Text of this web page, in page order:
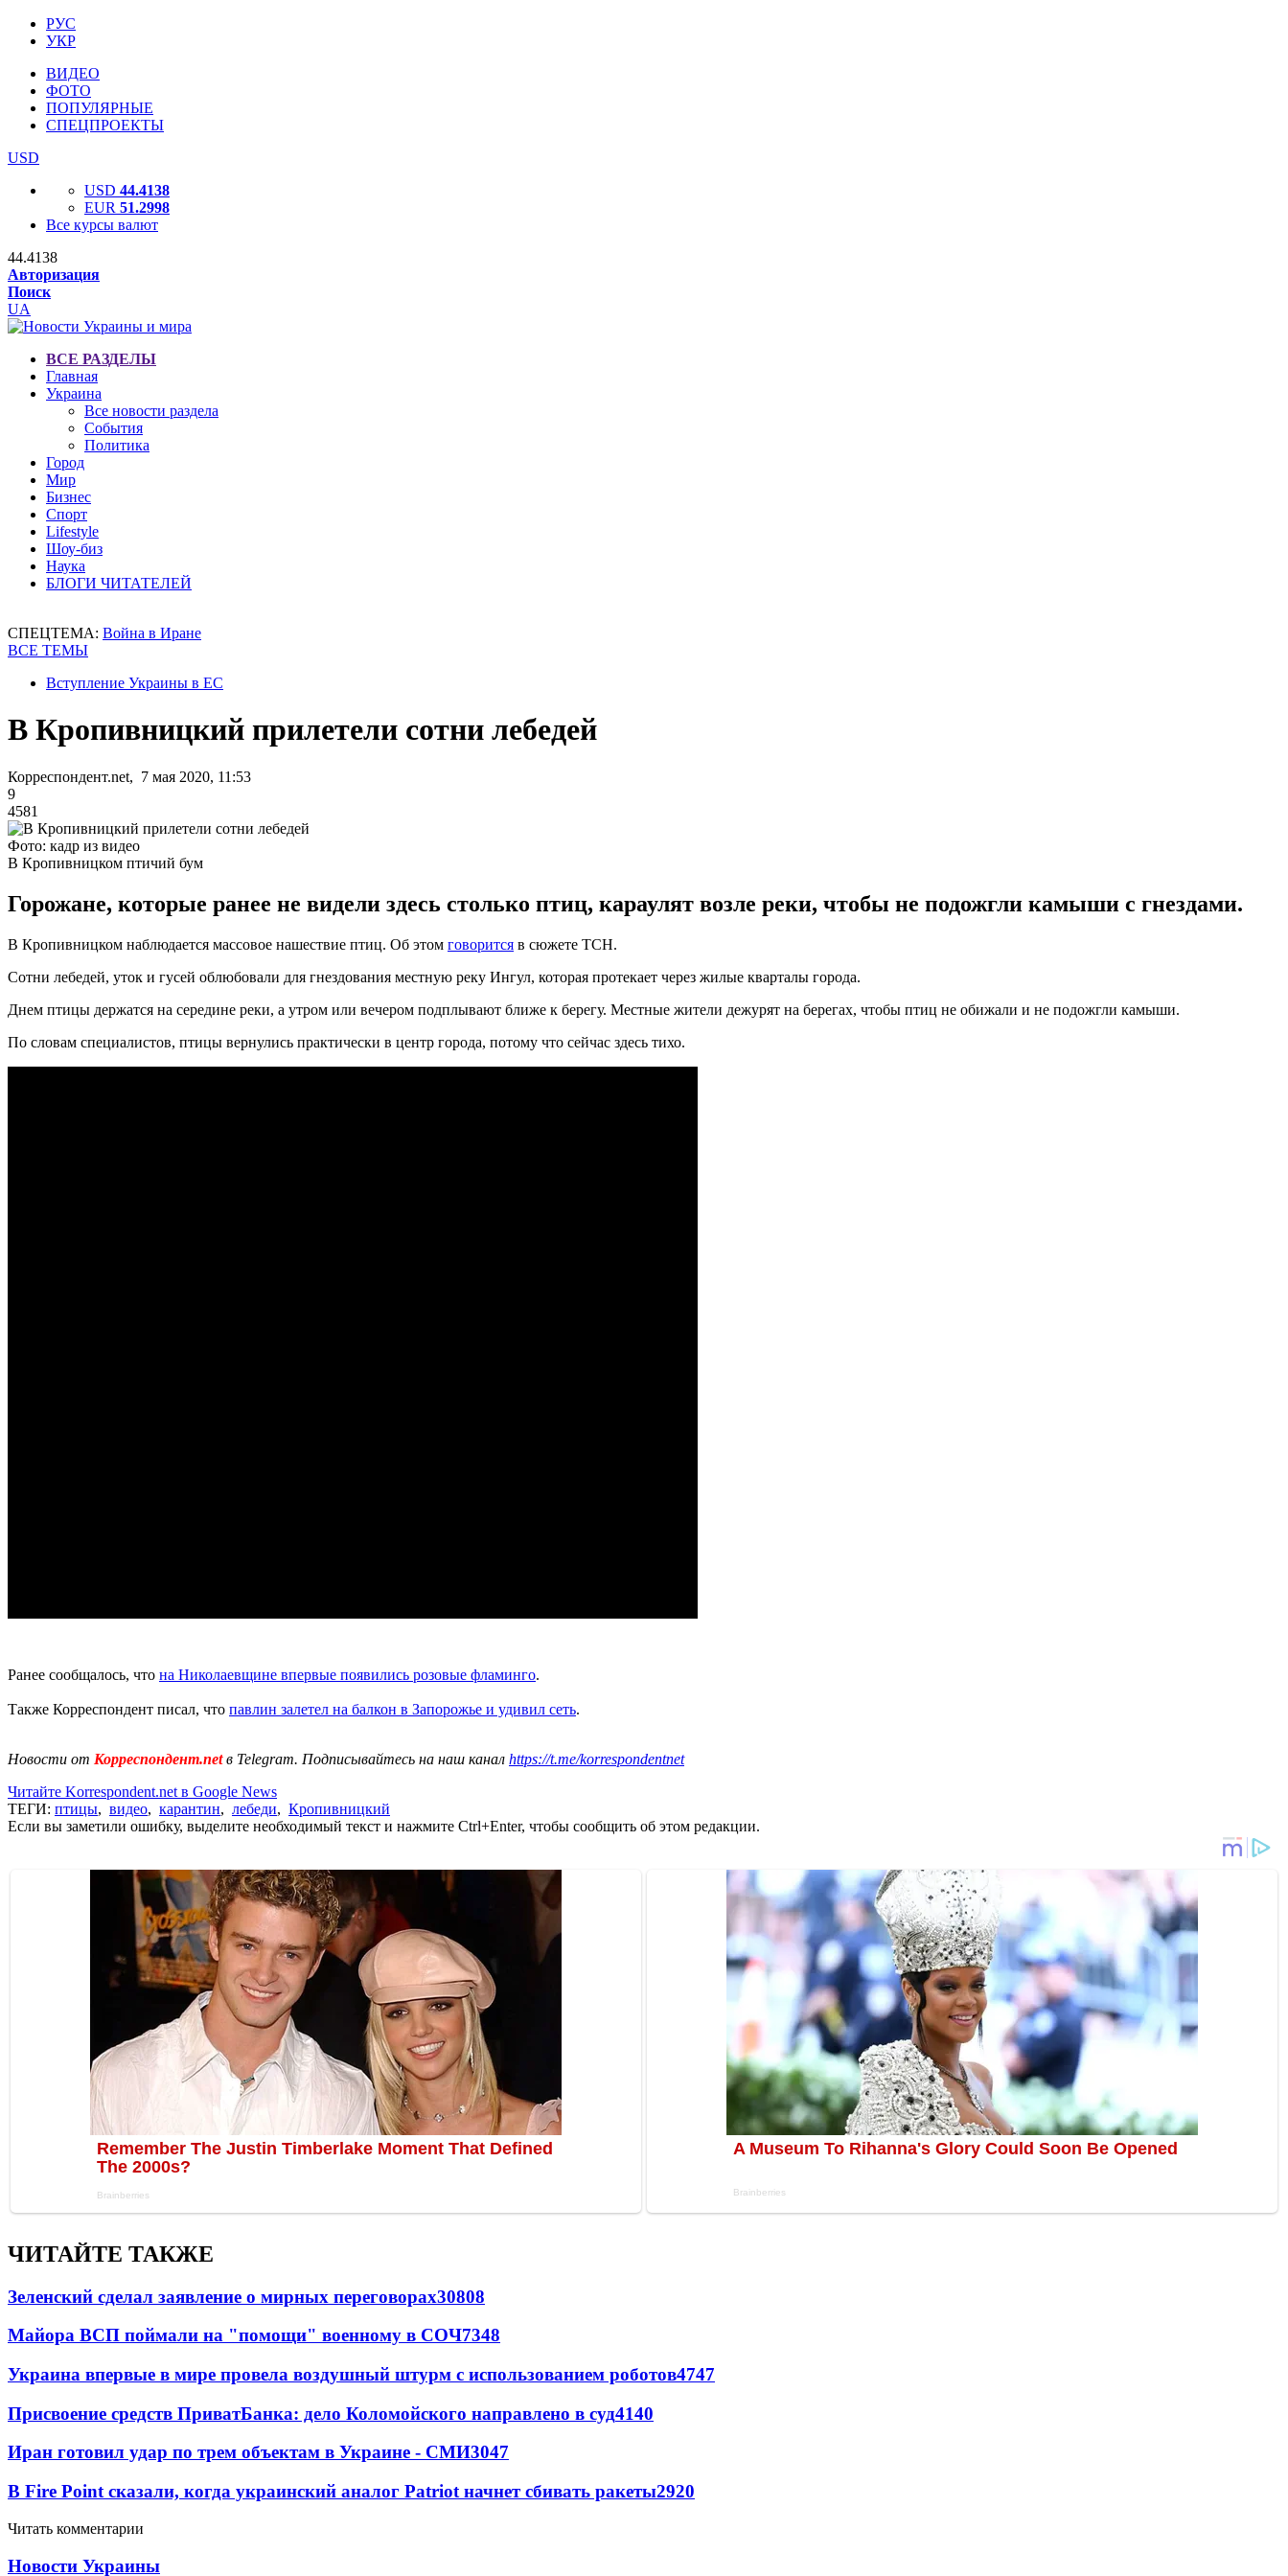
РУС
УКР
ВИДЕО
ФОТО
ПОПУЛЯРНЫЕ
СПЕЦПРОЕКТЫ
USD
USD 44.4138
EUR 51.2998
Все курсы валют
44.4138
Авторизация
Поиск
UA
ВСЕ РАЗДЕЛЫ
Главная
Украина
Все новости раздела
События
Политика
Город
Мир
Бизнес
Спорт
Lifestyle
Шоу-биз
Наука
БЛОГИ ЧИТАТЕЛЕЙ
СПЕЦТЕМА: Война в Иране
ВСЕ ТЕМЫ
Вступление Украины в ЕС
В Кропивницкий прилетели сотни лебедей
Корреспондент.net, 7 мая 2020, 11:53
9
4581
Фото: кадр из видео
В Кропивницком птичий бум
Горожане, которые ранее не видели здесь столько птиц, караулят возле реки, чтобы не подожгли камыши с гнездами.
В Кропивницком наблюдается массовое нашествие птиц. Об этом говорится в сюжете ТСН.
Сотни лебедей, уток и гусей облюбовали для гнездования местную реку Ингул, которая протекает через жилые кварталы города.
Днем птицы держатся на середине реки, а утром или вечером подплывают ближе к берегу. Местные жители дежурят на берегах, чтобы птиц не обижали и не подожгли камыши.
По словам специалистов, птицы вернулись практически в центр города, потому что сейчас здесь тихо.
Ранее сообщалось, что на Николаевщине впервые появились розовые фламинго.
Также Корреспондент писал, что павлин залетел на балкон в Запорожье и удивил сеть.
Новости от Корреспондент.netв Telegram. Подписывайтесь на наш канал https://t.me/korrespondentnet
Читайте Korrespondent.net в Google News
ТЕГИ: птицы, видео, карантин, лебеди, Кропивницкий
Если вы заметили ошибку, выделите необходимый текст и нажмите Ctrl+Enter, чтобы сообщить об этом редакции.
ЧИТАЙТЕ ТАКЖЕ
Зеленский сделал заявление о мирных переговорах30808
Майора ВСП поймали на "помощи" военному в СОЧ7348
Украина впервые в мире провела воздушный штурм с использованием роботов4747
Присвоение средств ПриватБанка: дело Коломойского направлено в суд4140
Иран готовил удар по трем объектам в Украине - СМИ3047
В Fire Point сказали, когда украинский аналог Patriot начнет сбивать ракеты2920
Читать комментарии
Новости Украины